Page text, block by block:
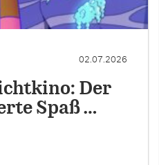
02.07.2026
Der
Spaß …